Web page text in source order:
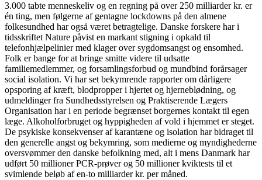
3.000 tabte menneskeliv og en regning på over 250 milliarder kr. er
én ting, men følgerne af gentagne lockdowns på den almene
folkesundhed har også været betragtelige. Danske forskere har i
tidsskriftet Nature påvist en markant stigning i opkald til
telefonhjælpelinier med klager over sygdomsangst og ensomhed.
Folk er bange for at bringe smitte videre til udsatte
familiemedlemmer, og forsamlingsforbud og mundbind forårsager
social isolation. Vi har set bekymrende rapporter om dårligere
opsporing af kræft, blodpropper i hjertet og hjerneblødning, og
udmeldinger fra Sundhedsstyrelsen og Praktiserende Lægers
Organisation har i en periode begrænset borgernes kontakt til egen
læge. Alkoholforbruget og hyppigheden af vold i hjemmet er steget.
De psykiske konsekvenser af karantæne og isolation har bidraget til
den generelle angst og bekymring, som medierne og myndighederne
oversvømmer den danske befolkning med, alt i mens Danmark har
udført 50 millioner PCR-prøver og 50 millioner kviktests til et
svimlende beløb af en-to milliarder kr. per måned.